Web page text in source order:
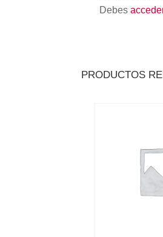
Debes
PRODUCTOS